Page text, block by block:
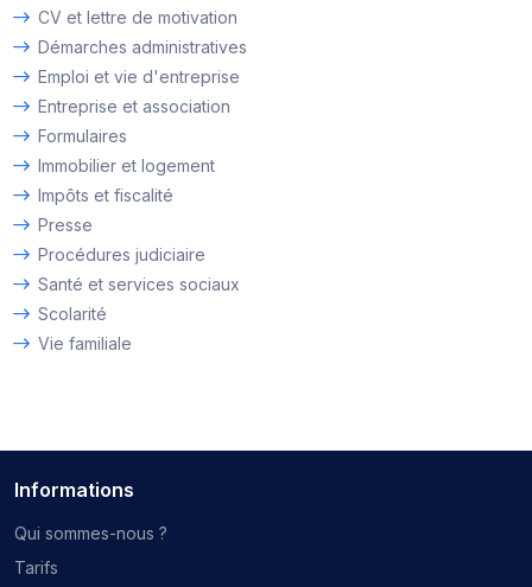
CV et lettre de motivation
Démarches administratives
Emploi et vie d'entreprise
Entreprise et association
Formulaires
Immobilier et logement
Impôts et fiscalité
Presse
Procédures judiciaire
Santé et services sociaux
Scolarité
Vie familiale
Informations
Qui sommes-nous ?
Tarifs